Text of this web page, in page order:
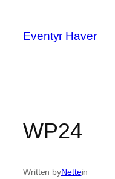
indhold
Eventyr Haver
WP24
Written byNettein